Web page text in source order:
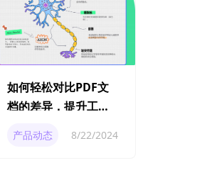
如何轻松对比PDF文
档的差异，提升工作
产品动态 8/22/2024